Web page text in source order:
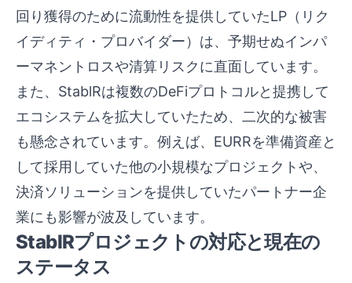
回り獲得のために流動性を提供していたLP（リク
イディティ・プロバイダー）は、予期せぬインパ
ーマネントロスや清算リスクに直面しています。
また、StablRは複数のDeFiプロトコルと提携して
エコシステムを拡大していたため、二次的な被害
も懸念されています。例えば、EURRを準備資産と
して採用していた他の小規模なプロジェクトや、
決済ソリューションを提供していたパートナー企
業にも影響が波及しています。
StablRプロジェクトの対応と現在の
ステータス